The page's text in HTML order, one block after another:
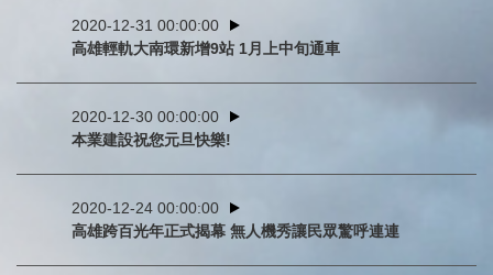
2020-12-31 00:00:00
高雄輕軌大南環新增9站 1月上中旬通車
2020-12-30 00:00:00
本業建設祝您元旦快樂!
2020-12-24 00:00:00
高雄跨百光年正式揭幕 無人機秀讓民眾驚呼連連